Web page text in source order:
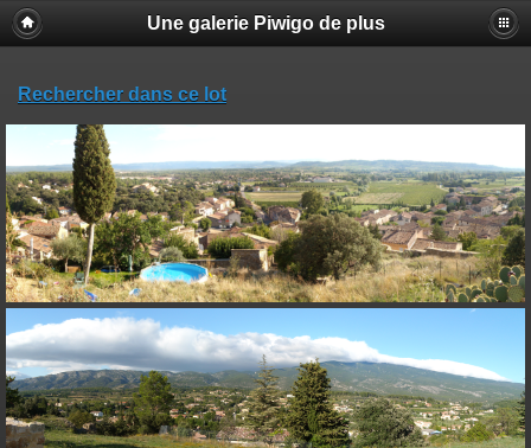
Une galerie Piwigo de plus
Rechercher dans ce lot